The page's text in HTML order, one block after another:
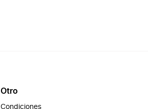
Otro
Condiciones